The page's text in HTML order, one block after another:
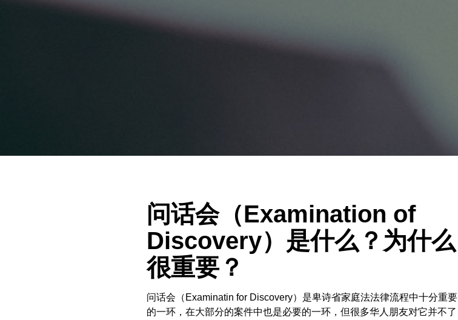
问话会（Examination of
Discovery）是什么？为什么
很重要？
问话会（Examinatin for Discovery）是卑诗省家庭法法律流程中十分重要
的一环，在大部分的案件中也是必要的一环，但很多华人朋友对它并不了